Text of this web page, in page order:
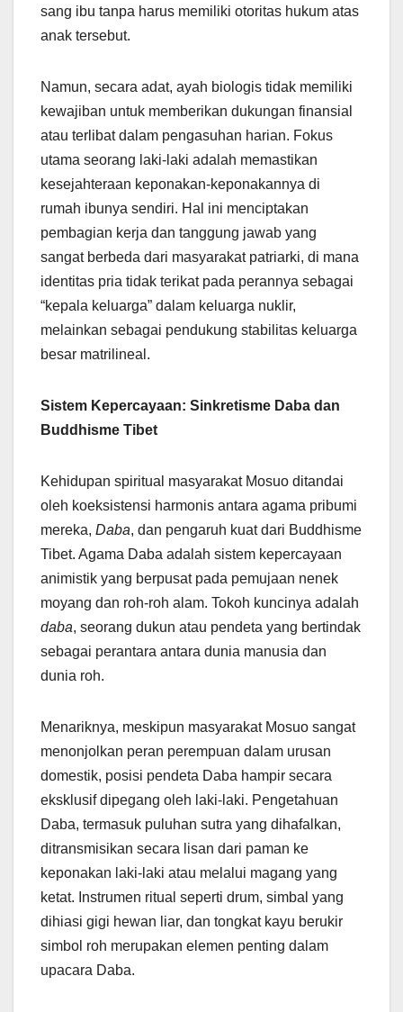
sang ibu tanpa harus memiliki otoritas hukum atas
anak tersebut.
Namun, secara adat, ayah biologis tidak memiliki
kewajiban untuk memberikan dukungan finansial
atau terlibat dalam pengasuhan harian. Fokus
utama seorang laki-laki adalah memastikan
kesejahteraan keponakan-keponakannya di
rumah ibunya sendiri. Hal ini menciptakan
pembagian kerja dan tanggung jawab yang
sangat berbeda dari masyarakat patriarki, di mana
identitas pria tidak terikat pada perannya sebagai
“kepala keluarga” dalam keluarga nuklir,
melainkan sebagai pendukung stabilitas keluarga
besar matrilineal.
Sistem Kepercayaan: Sinkretisme Daba dan
Buddhisme Tibet
Kehidupan spiritual masyarakat Mosuo ditandai
oleh koeksistensi harmonis antara agama pribumi
mereka, Daba, dan pengaruh kuat dari Buddhisme
Tibet. Agama Daba adalah sistem kepercayaan
animistik yang berpusat pada pemujaan nenek
moyang dan roh-roh alam. Tokoh kuncinya adalah
daba, seorang dukun atau pendeta yang bertindak
sebagai perantara antara dunia manusia dan
dunia roh.
Menariknya, meskipun masyarakat Mosuo sangat
menonjolkan peran perempuan dalam urusan
domestik, posisi pendeta Daba hampir secara
eksklusif dipegang oleh laki-laki. Pengetahuan
Daba, termasuk puluhan sutra yang dihafalkan,
ditransmisikan secara lisan dari paman ke
keponakan laki-laki atau melalui magang yang
ketat. Instrumen ritual seperti drum, simbal yang
dihiasi gigi hewan liar, dan tongkat kayu berukir
simbol roh merupakan elemen penting dalam
upacara Daba.